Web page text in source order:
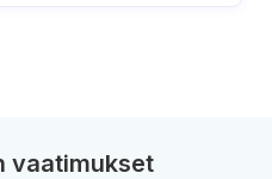
vaatimukset